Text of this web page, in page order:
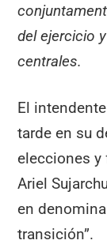
del ejercicio
centrales.
El
tarde en su
elecciones y
Ariel
en
transición”.